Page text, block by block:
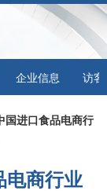
企业信息 访客
国进口食品电商行
电商行业